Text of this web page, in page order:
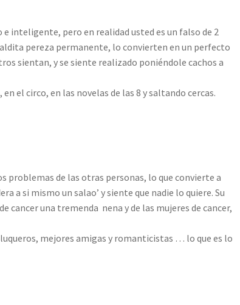
inteligente, pero en realidad usted es un falso de 2
pereza permanente, lo convierten en un perfecto
sientan, y se siente realizado poniéndole cachos a
el circo, en las novelas de las 8 y saltando cercas.
problemas de las otras personas, lo que convierte a
a si mismo un salao’ y siente que nadie lo quiere. Su
cancer una tremenda nena y de las mujeres de cancer,
mejores amigas y romanticistas … lo que es lo